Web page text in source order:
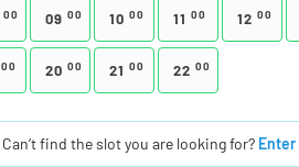
00 09 00 10 00 11 00 12 00
00 20 00 21 00 22 00
Can’t find the slot you are looking for?